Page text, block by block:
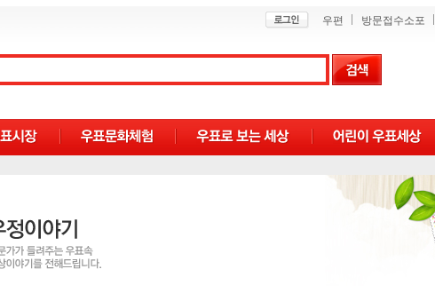
우편 방문접수소포